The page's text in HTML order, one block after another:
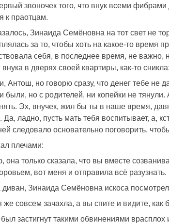
звоночек того, что внук всеми
к праотцам.
Зинаида Семёновна на тот свет не
за то, чтобы хоть на какое-то время
себя, в последнее время, не важно,
в дверях своей квартиры, как-то сникла:
Антош, но говорю сразу, что денег тебе не
были, но с родителей, ни копейки не
Эх, внучек, жил бы ты в наше время,
Да, ладно, пусть мать тебя воспитывает, а,
следовало основательно поговорить,
плечами:
только сказала, что вы вместе
вот меня и отправила всё разузнать.
Зинаида Семёновна искоса
совсем зачахла, а вы спите и видите, как
застигнут такими обвинениями врасплох